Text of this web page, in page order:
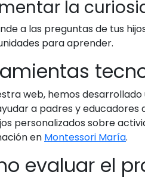
la
a las preguntas de tus
para aprender.
web, hemos
a padres y
personalizados sobre
en Montessori María.
evaluar el